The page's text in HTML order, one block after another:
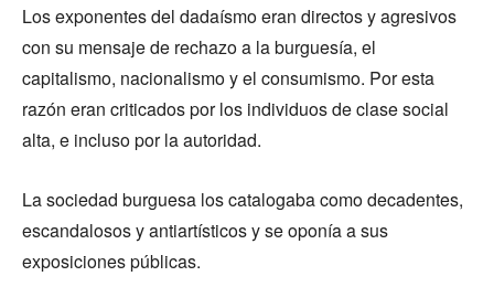
Los exponentes del dadaísmo eran directos y agresivos
con su mensaje de rechazo a la burguesía, el
capitalismo, nacionalismo y el consumismo. Por esta
razón eran criticados por los individuos de clase social
alta, e incluso por la autoridad.
La sociedad burguesa los catalogaba como decadentes,
escandalosos y antiartísticos y se oponía a sus
exposiciones públicas.